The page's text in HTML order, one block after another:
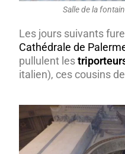
Salle de la
Les jours suivants
Cathédrale de
pullulent les
italien), ces cousins